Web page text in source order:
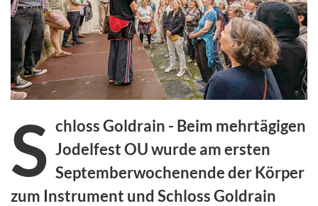
S chloss Goldrain - Beim mehrtägigen
Jodelfest OU wurde am ersten
Septemberwochenende der Körper
zum Instrument und Schloss Goldrain